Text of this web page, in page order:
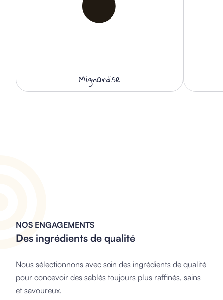
Mignardise
NOS ENGAGEMENTS
Des ingrédients de qualité
Nous sélectionnons avec soin des ingrédients de qualité
pour concevoir des sablés toujours plus raffinés, sains
et savoureux.